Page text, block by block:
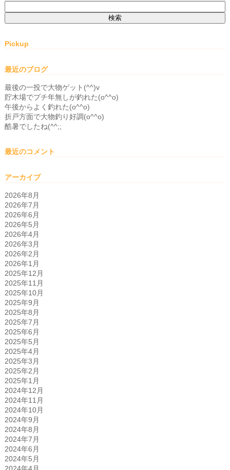
索:
Pickup
最近のブログ
最後の一投で大物ゲット(^^)v
貯木場でプチ年無しが釣れた(o^^o)
午後からよく釣れた(o^^o)
折戸方面で大物釣り好調(o^^o)
酷暑でしたね(^^;;
最近のコメント
アーカイブ
2026年8月
2026年7月
2026年6月
2026年5月
2026年4月
2026年3月
2026年2月
2026年1月
2025年12月
2025年11月
2025年10月
2025年9月
2025年8月
2025年7月
2025年6月
2025年5月
2025年4月
2025年3月
2025年2月
2025年1月
2024年12月
2024年11月
2024年10月
2024年9月
2024年8月
2024年7月
2024年6月
2024年5月
2024年4月